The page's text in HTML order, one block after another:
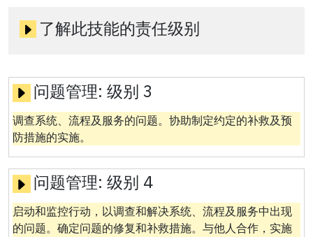
了解此技能的责任级别
问题管理: 级别 3
调查系统、流程及服务的问题。协助制定约定的补救及预
防措施的实施。
问题管理: 级别 4
启动和监控行动，以调查和解决系统、流程及服务中出现
的问题。确定问题的修复和补救措施。与他人合作，实施